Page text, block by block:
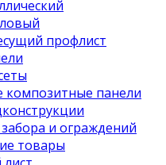
профлист
панели
и ограждений
товары